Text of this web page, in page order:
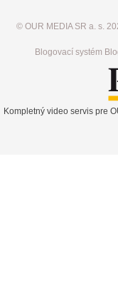
© OUR MEDIA SR a. s.
Blogovací systém
Kompletný video servis pre